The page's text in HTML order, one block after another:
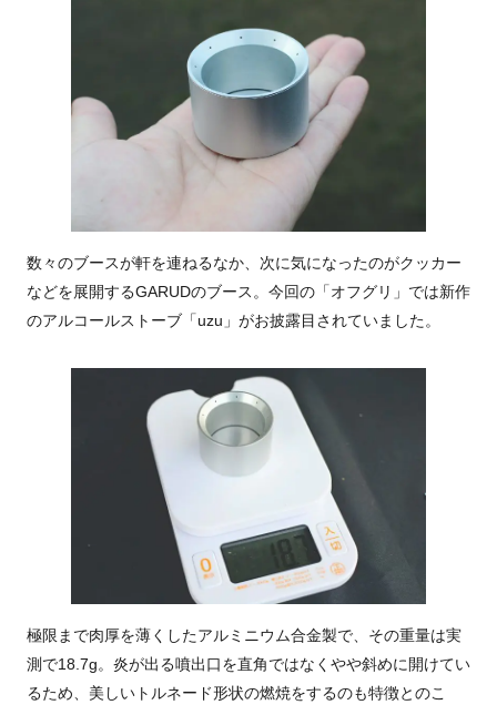
数々のブースが軒を連ねるなか、次に気になったのがクッカー
などを展開するGARUDのブース。今回の「オフグリ」では新作
のアルコールストーブ「uzu」がお披露目されていました。
極限まで肉厚を薄くしたアルミニウム合金製で、その重量は実
測で18.7g。炎が出る噴出口を直角ではなくやや斜めに開けてい
るため、美しいトルネード形状の燃焼をするのも特徴とのこ